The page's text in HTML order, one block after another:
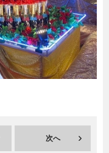
エンタメ
次へ